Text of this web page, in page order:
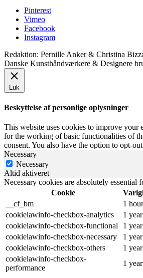
Pinterest
Vimeo
Facebook
Instagram
Redaktion: Pernille Anker & Christina
Danske Kunsthåndværkere & Designere
Luk
Beskyttelse af personlige oplysninger
This website uses cookies to improve your
for the working of basic functionalities of
consent. You also have the option to opt-
Necessary
Necessary
Altid aktiveret
Necessary cookies are absolutely
Cookie
__cf_bm
1 hour
cookielawinfo-checkbox-analytics
1 year
cookielawinfo-checkbox-functional
1 year
cookielawinfo-checkbox-necessary
1 year
cookielawinfo-checkbox-others
1 year
cookielawinfo-checkbox-
performance
1 year